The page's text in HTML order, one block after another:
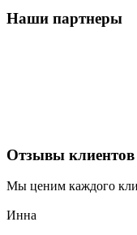
Наши партнеры
Отзывы клиентов
Мы ценим каждого
Инна